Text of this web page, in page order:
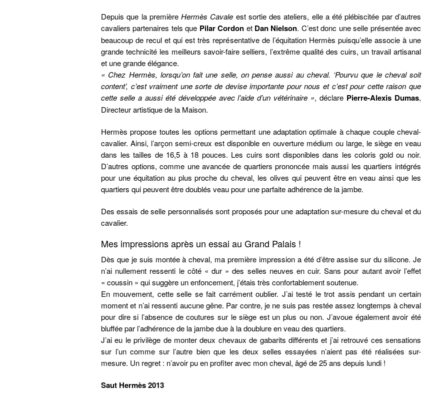
Depuis que la premièreHermès Cavale est sortie des ateliers, elle a été plébiscitée par d’autres
cavaliers partenaires tels que Pilar Cordon et Dan Nielson. C’est donc une selle présentée avec
beaucoup de recul et qui est très représentative de l’équitation Hermès puisqu’elle associe à une
grande technicité les meilleurs savoir-faire selliers, l’extrême qualité des cuirs, un travail artisanal
et une grande élégance.
« Chez Hermès, lorsqu’on fait une selle, on pense aussi au cheval. ‘Pourvu que le cheval soit
content’, c’est vraiment une sorte de devise importante pour nous et c’est pour cette raison que
cette selle a aussi été développée avec l’aide d’un vétérinaire », déclare Pierre-Alexis Dumas,
Directeur artistique de la Maison.
Hermès propose toutes les options permettant une adaptation optimale à chaque couple cheval-
cavalier. Ainsi, l’arçon semi-creux est disponible en ouverture médium ou large, le siège en veau
dans les tailles de 16,5 à 18 pouces. Les cuirs sont disponibles dans les coloris gold ou noir.
D’autres options, comme une avancée de quartiers prononcée mais aussi les quartiers intégrés
pour une équitation au plus proche du cheval, les olives qui peuvent être en veau ainsi que les
quartiers qui peuvent être doublés veau pour une parfaite adhérence de la jambe.
Des essais de selle personnalisés sont proposés pour une adaptation sur-mesure du cheval et du
cavalier.
Mes impressions après un essai au Grand Palais !
Dès que je suis montée à cheval, ma première impression a été d’être assise sur du silicone. Je
n’ai nullement ressenti le côté « dur » des selles neuves en cuir. Sans pour autant avoir l’effet
« coussin » qui suggère un enfoncement, j’étais très confortablement soutenue.
En mouvement, cette selle se fait carrément oublier. J’ai testé le trot assis pendant un certain
moment et n’ai ressenti aucune gêne. Par contre, je ne suis pas restée assez longtemps à cheval
pour dire si l’absence de coutures sur le siège est un plus ou non. J’avoue également avoir été
bluffée par l’adhérence de la jambe due à la doublure en veau des quartiers.
J’ai eu le privilège de monter deux chevaux de gabarits différents et j’ai retrouvé ces sensations
sur l’un comme sur l’autre bien que les deux selles essayées n’aient pas été réalisées sur-
mesure. Un regret : n’avoir pu en profiter avec mon cheval, âgé de 25 ans depuis lundi !
Saut Hermès 2013